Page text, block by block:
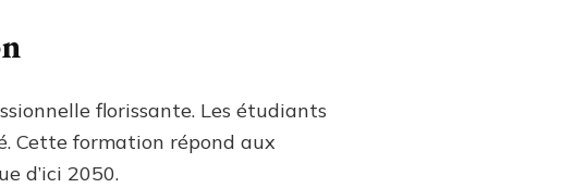
florissante. Les étudiants
Cette formation répond aux
d’ici 2050.